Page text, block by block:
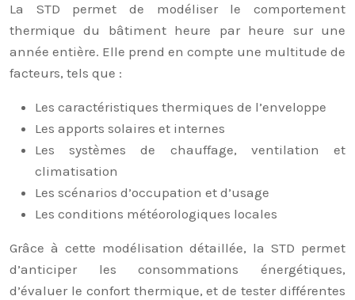
La STD permet de modéliser le comportement
thermique du bâtiment heure par heure sur une
année entière. Elle prend en compte une multitude de
facteurs, tels que :
Les caractéristiques thermiques de l’enveloppe
Les apports solaires et internes
Les systèmes de chauffage, ventilation et
climatisation
Les scénarios d’occupation et d’usage
Les conditions météorologiques locales
Grâce à cette modélisation détaillée, la STD permet
d’anticiper les consommations énergétiques,
d’évaluer le confort thermique, et de tester différentes